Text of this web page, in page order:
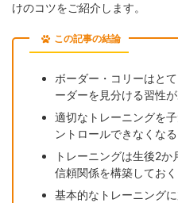
けのコツをご紹介します。
この記事の結論
ボーダー・コリーはと
ーダーを見分ける習性
適切なトレーニングを
ントロールできなくな
トレーニングは生後2か
信頼関係を構築しておく
基本的なトレーニング